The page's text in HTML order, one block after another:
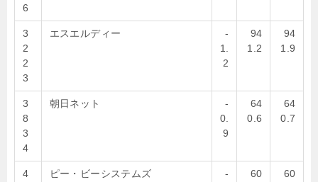
6
3
2
2
3
エスエルディー
-
1.
2
94
1.2
94
1.9
3
8
3
4
朝日ネット
-
0.
9
64
0.6
64
0.7
4
ピー・ビーシステムズ
-
60
60